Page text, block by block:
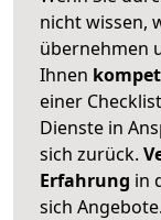
nicht wissen,
übernehmen
Ihnen
einer
Dienste in
sich zurück.
Erfahrung in
sich Angebote.